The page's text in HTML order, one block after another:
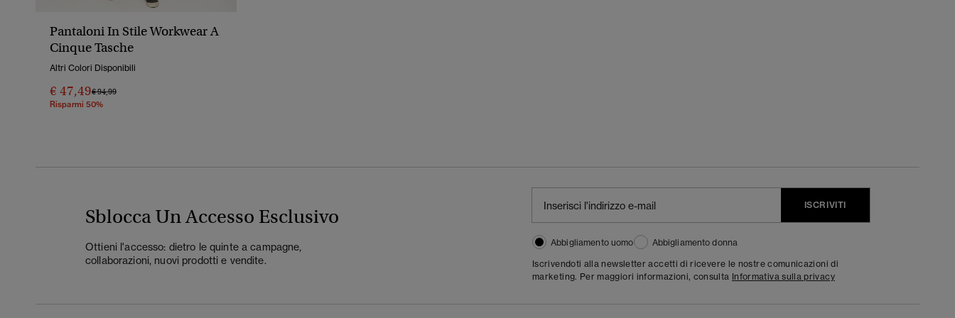
Pantaloni In Stile Workwear A
Cinque Tasche
Altri Colori Disponibili
€ 47,49Prezzo Ridotto Da
€ 94,99A
Risparmi 50%
Sblocca Un Accesso Esclusivo
Ottieni l'accesso: dietro le quinte a campagne,
collaborazioni, nuovi prodotti e vendite.
ISCRIVITI
Abbigliamento uomo
Abbigliamento donna
Iscrivendoti alla newsletter accetti di ricevere le nostre comunicazioni di
marketing. Per maggiori informazioni, consulta Informativa sulla privacy